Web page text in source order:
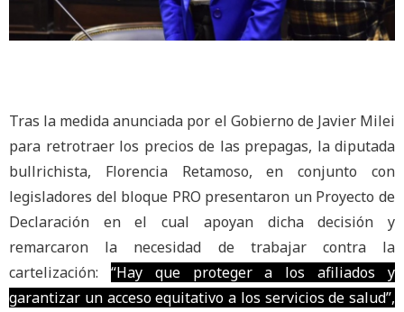
Tras la medida anunciada por el Gobierno de Javier Milei
para retrotraer los precios de las prepagas, la diputada
bullrichista, Florencia Retamoso, en conjunto con
legisladores del bloque PRO presentaron un Proyecto de
Declaración en el cual apoyan dicha decisión y
remarcaron la necesidad de trabajar contra la
cartelización: “Hay que proteger a los afiliados y
garantizar un acceso equitativo a los servicios de salud”,